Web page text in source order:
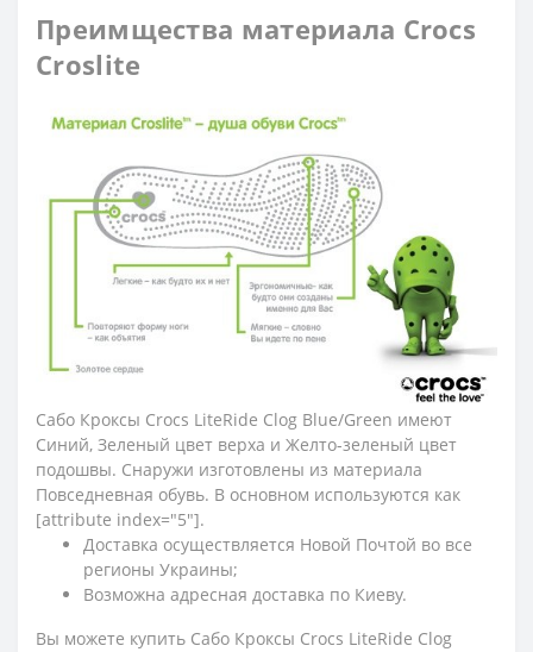
Преимщества материала Crocs
Croslite
Сабо Кроксы Crocs LiteRide Clog Blue/Green имеют
Синий, Зеленый цвет верха и Желто-зеленый цвет
подошвы. Снаружи изготовлены из материала
Повседневная обувь. В основном используются как
[attribute index="5"].
Доставка осуществляется Новой Почтой во все
регионы Украины;
Возможна адресная доставка по Киеву.
Вы можете купить Сабо Кроксы Crocs LiteRide Clog